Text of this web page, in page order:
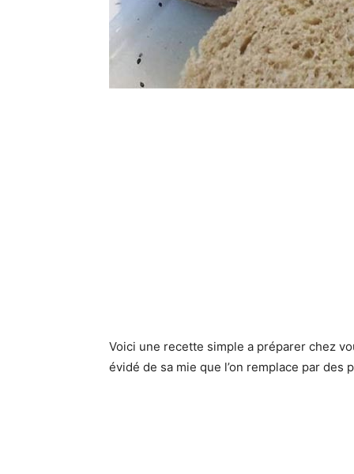
Voici une recette simple a préparer chez
évidé de sa mie que l’on remplace par des